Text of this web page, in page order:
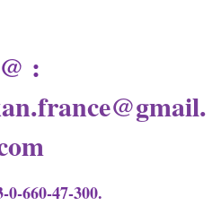
@ :
france@gmail.
0-660-47-300.